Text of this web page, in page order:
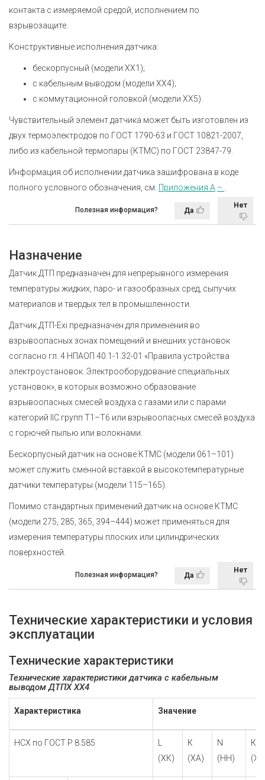
контакта с измеряемой средой, исполнением по
взрывозащите.
Конструктивные исполнения датчика:
бескорпусный (модели ХХ1);
с кабельным выводом (модели ХХ4);
с коммутационной головкой (модели ХХ5).
Чувствительный элемент датчика может быть изготовлен из
двух термоэлектродов по ГОСТ 1790-63 и ГОСТ 10821-2007,
либо из кабельной термопары (КТМС) по ГОСТ 23847-79.
Информация об исполнении датчика зашифрована в коде
полного условного обозначения, см. Приложения А –
Полезная информация? Да
Нет
Назначение
Датчик ДТП предназначен для непрерывного измерения
температуры жидких, паро- и газообразных сред, сыпучих
материалов и твердых тел в промышленности.
Датчик ДТП-Exi предназначен для применения во
взрывоопасных зонах помещений и внешних установок
согласно гл. 4 НПАОП 40.1-1.32-01 «Правила устройства
электроустановок. Электрооборудование специальных
установок», в которых возможно образование
взрывоопасных смесей воздуха с газами или с парами
категорий IIС групп Т1–Т6 или взрывоопасных смесей воздуха
с горючей пылью или волокнами.
Бескорпусный датчик на основе КТМС (модели 061–101)
может служить сменной вставкой в высокотемпературные
датчики температуры (модели 115–165).
Помимо стандартных применений датчик на основе КТМС
(модели 275, 285, 365, 394–444) может применяться для
измерения температуры плоских или цилиндрических
поверхностей.
Полезная информация? Да
Нет
Технические характеристики и условия
эксплуатации
Технические характеристики
Технические характеристики датчика с кабельным
выводом ДТПХ ХХ4
Характеристика Значение
НСХ по ГОСТ Р 8.585
(ХК)
К
(ХА)
N
(НН)
К